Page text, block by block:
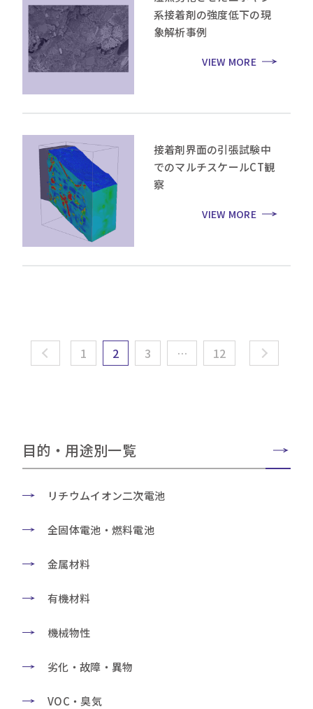
系接着剤の強度低下の現
象解析事例
VIEW MORE
接着剤界面の引張試験中
でのマルチスケールCT観
察
VIEW MORE
1 2 3 … 12
目的・用途別一覧
リチウムイオン二次電池
全固体電池・燃料電池
金属材料
有機材料
機械物性
劣化・故障・異物
VOC・臭気